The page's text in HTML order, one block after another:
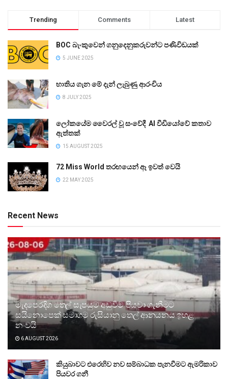
Trending Comments Latest
BOC බැංකුවෙන් ගනුදෙනුකරුවන්ට පණිවිඩයක්
5 JUNE 2025
භාතිය ගැන මේ දැන් ලැබුණු ආරංචිය
8 JULY 2025
ලෝකයේම වෛරල් වූ සංවේදී AI වීඩියෝවේ කතාව
ඇත්තක්
15 AUGUST 2025
72 Miss World තරඟයෙන් ඈ ඉවත් වෙයි
22 MAY 2025
Recent News
මැදපෙරදිග තෙල් සැපයුම අඩුවීම පියවා ගැනීමට
සයිනොපෙක් සමාගම රුසියානු තෙල් ආනයනය ඉහළ
නංවයි
6 AUGUST 2026
කියුබාවට එරෙහිව නව සම්බාධක පැනවීමට ඇමරිකාව
පියවර ගනී